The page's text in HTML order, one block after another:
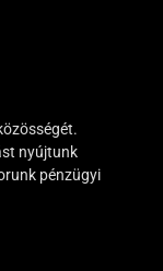
nyújtunk
pénzügyi